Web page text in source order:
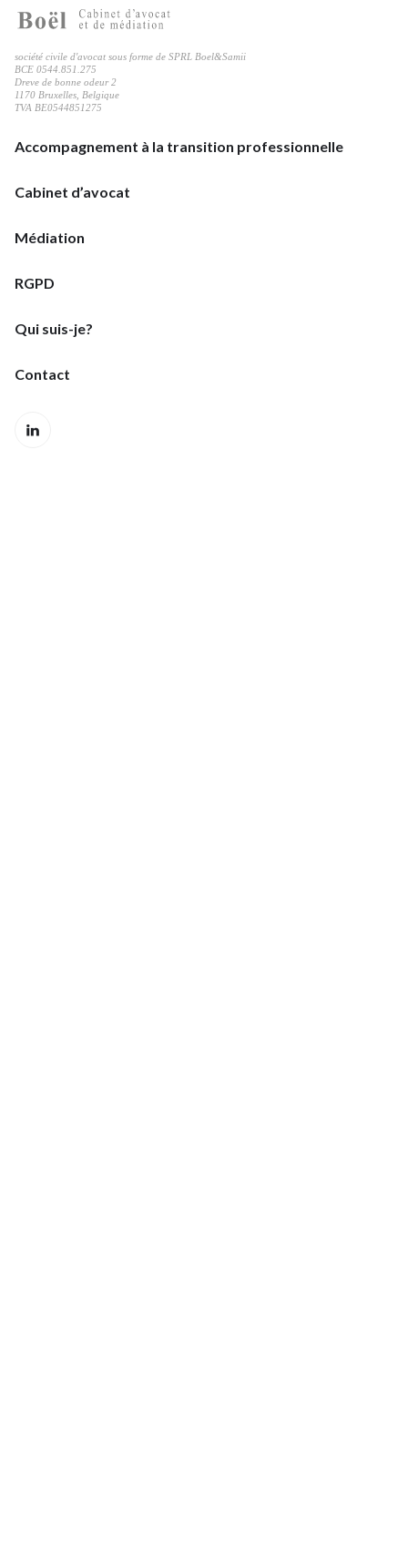
société civile d'avocat sous forme de SPRL Boel&Samii
BCE 0544.851.275
Dreve de bonne odeur 2
1170 Bruxelles, Belgique
TVA BE0544851275
Accompagnement à la transition professionnelle
Cabinet d’avocat
Médiation
RGPD
Qui suis-je?
Contact
profil
LinkedIn